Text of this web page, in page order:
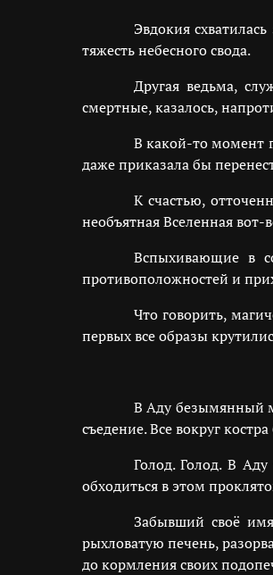
Эвдокия
тяжесть небесного свода.
Другая ведьма,
смертные, казалось,
В какой-то момент
даже приказала бы
К счастью,
необъятная Вселенная вот-
Вспыхивающие в
противоположностей и
Что говорить,
первых все образы
В Аду безымянный
съедение. Все вокруг
Голод. Голод. В
обходиться в этом
Забывший своё
рыхловатую печень,
до кормления своих